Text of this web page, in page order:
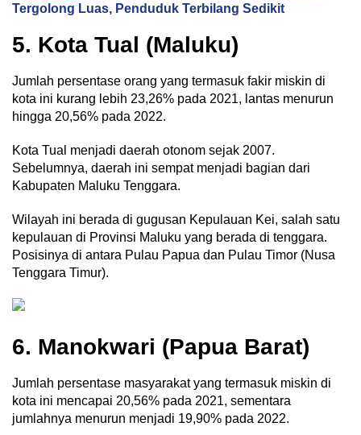
Tergolong Luas, Penduduk Terbilang Sedikit
5. Kota Tual (Maluku)
Jumlah persentase orang yang termasuk fakir miskin di
kota ini kurang lebih 23,26% pada 2021, lantas menurun
hingga 20,56% pada 2022.
Kota Tual menjadi daerah otonom sejak 2007.
Sebelumnya, daerah ini sempat menjadi bagian dari
Kabupaten Maluku Tenggara.
Wilayah ini berada di gugusan Kepulauan Kei, salah satu
kepulauan di Provinsi Maluku yang berada di tenggara.
Posisinya di antara Pulau Papua dan Pulau Timor (Nusa
Tenggara Timur).
6. Manokwari (Papua Barat)
Jumlah persentase masyarakat yang termasuk miskin di
kota ini mencapai 20,56% pada 2021, sementara
jumlahnya menurun menjadi 19,90% pada 2022.